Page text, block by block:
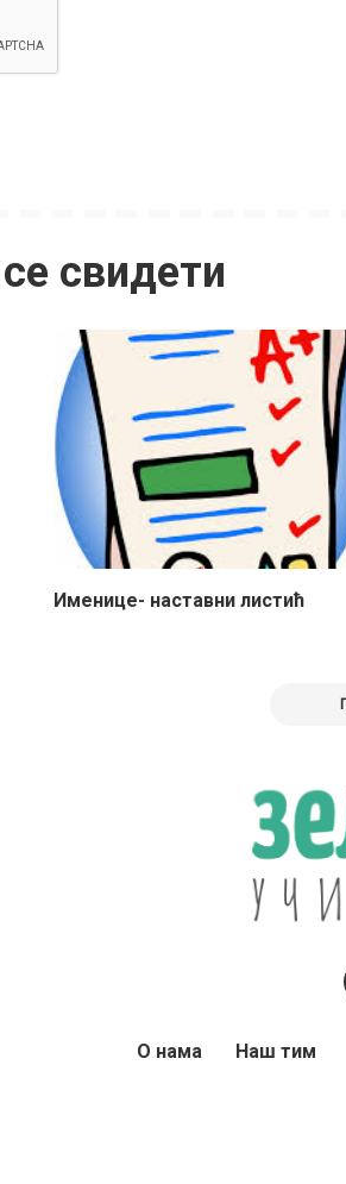
свидети
Именице- наставни листић
О нама Наш тим